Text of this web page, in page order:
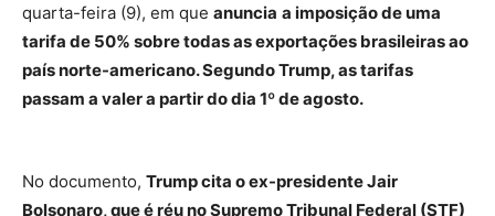
quarta-feira (9), em que anuncia a imposição de uma
tarifa de 50% sobre todas as exportações brasileiras ao
país norte-americano. Segundo Trump, as tarifas
passam a valer a partir do dia 1º de agosto.
No documento, Trump cita o ex-presidente Jair
Bolsonaro, que é réu no Supremo Tribunal Federal (STF)